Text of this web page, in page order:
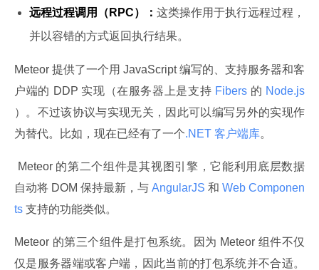
远程过程调用（RPC）： 这类操作用于执行远程过程，
并以容错的方式返回执行结果。
Meteor 提供了一个用 JavaScript 编写的、支持服务器和客
户端的 DDP 实现（在服务器上是支持 Fibers 的
）。不过该协议与实现无关，因此可以编写另外的实现作
为替代。比如，现在已经有了一个.NET 客户端库。
自动将 DOM 保持最新，与 AngularJS 和 Web Componen
ts 支持的功能类似。
Meteor 的第三个组件是打包系统。因为 Meteor 组件不仅
仅是服务器端或客户端，因此当前的打包系统并不合适。